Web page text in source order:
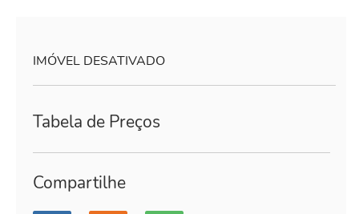
IMÓVEL DESATIVADO
Tabela de Preços
Compartilhe